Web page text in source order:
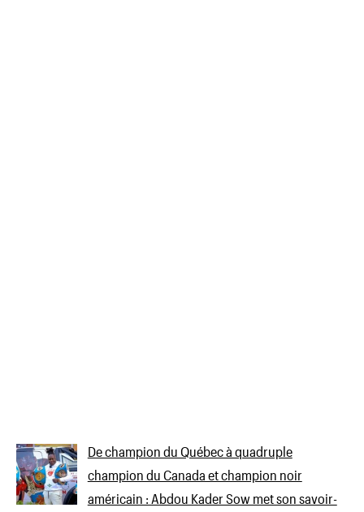
De champion du Québec à quadruple
champion du Canada et champion noir
américain : Abdou Kader Sow met son savoir-